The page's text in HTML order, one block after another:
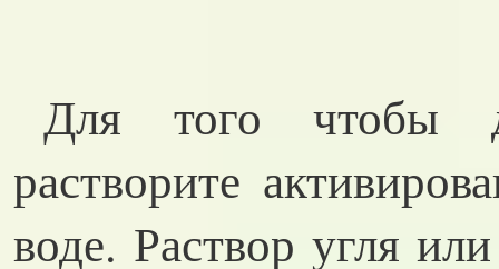
Для того чтобы
растворите
воде. Раствор угля